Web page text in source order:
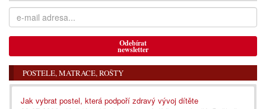
Odebírat
newsletter
POSTELE, MATRACE, ROŠTY
Jak vybrat postel, která podpoří zdravý vývoj dítěte